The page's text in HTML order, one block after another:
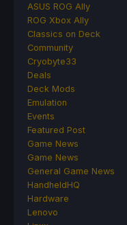
ASUS ROG Ally
ROG Xbox Ally
Classics on Deck
Community
Cryobyte33
Deals
Deck Mods
Emulation
Events
Featured Post
Game News
Game News
General Game News
HandheldHQ
Hardware
Lenovo